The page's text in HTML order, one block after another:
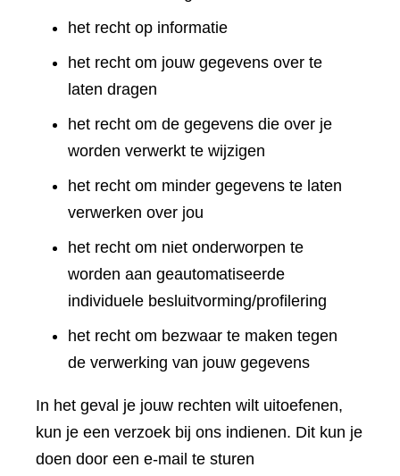
het recht op informatie
het recht om jouw gegevens over te
laten dragen
het recht om de gegevens die over je
worden verwerkt te wijzigen
het recht om minder gegevens te laten
verwerken over jou
het recht om niet onderworpen te
worden aan geautomatiseerde
individuele besluitvorming/profilering
het recht om bezwaar te maken tegen
de verwerking van jouw gegevens
In het geval je jouw rechten wilt uitoefenen,
kun je een verzoek bij ons indienen. Dit kun je
doen door een e-mail te sturen